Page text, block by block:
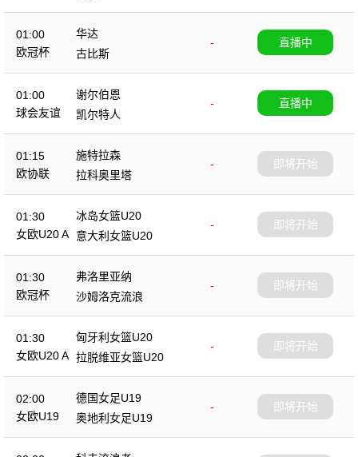
01:00
欧冠杯
华达
-
古比斯
直播中
01:00
球会友谊
谢尔伯恩
-
凯尔特人
直播中
01:15
欧协联
施特拉森
-
拉科奥里塔
即将开始
01:30
女欧U20 A
冰岛女篮U20
-
意大利女篮U20
即将开始
01:30
欧冠杯
弗洛里亚纳
-
沙姆洛克流浪
即将开始
01:30
女欧U20 A
匈牙利女篮U20
-
拉脱维亚女篮U20
即将开始
02:00
女欧U19
德国女足U19
-
奥地利女足U19
即将开始